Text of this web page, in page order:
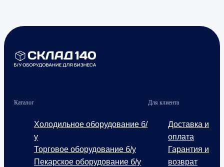
Каталог
Холодильное оборудование б/
у
Торговое оборудование б/у
Пекарское оборудование б/у
Для клиента
Доставка и
оплата
Гарантия и
возврат